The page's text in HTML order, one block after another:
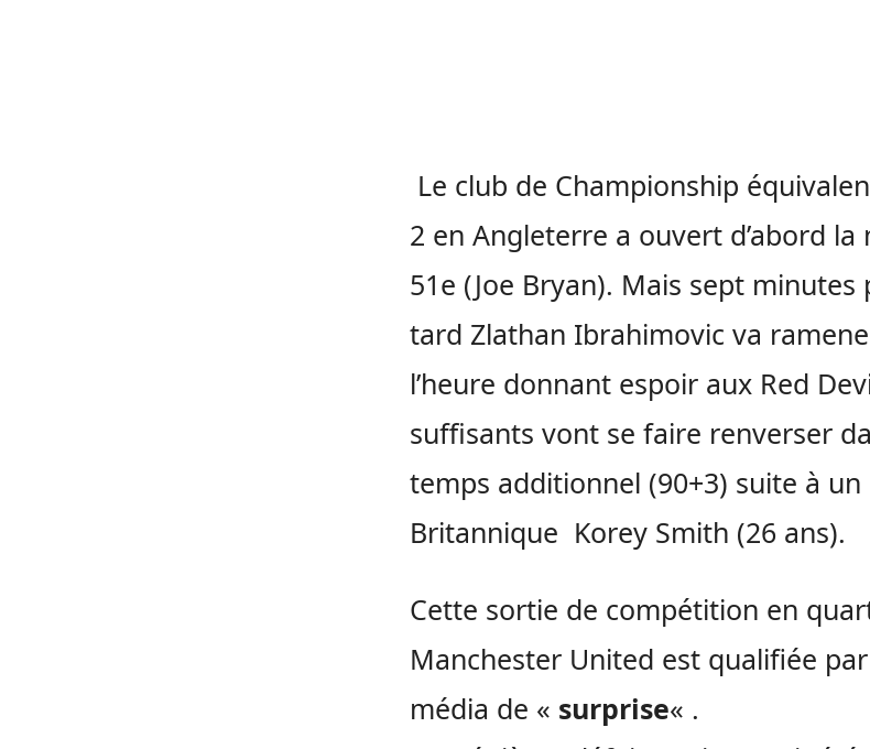
Le club de Championship
2 en Angleterre a ouvert d’abord la
51e (Joe Bryan). Mais sept minutes
tard Zlathan Ibrahimovic va
l’heure donnant espoir aux Red
suffisants vont se faire renverser
temps additionnel (90+3) suite à
Britannique Korey Smith (26 ans).
Cette sortie de compétition en
Manchester United est qualifiée
média de « surprise« .